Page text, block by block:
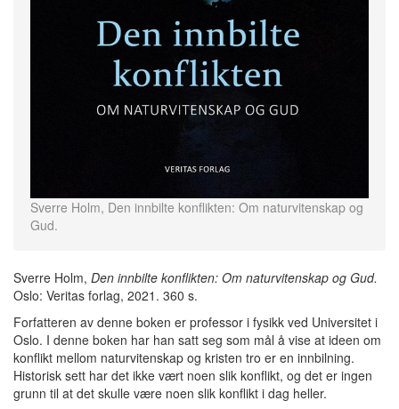
Sverre Holm, Den innbilte konflikten: Om naturvitenskap og
Gud.
Sverre Holm, Den innbilte konflikten: Om naturvitenskap og Gud.
Oslo: Veritas forlag, 2021. 360 s.
Forfatteren av denne boken er professor i fysikk ved Universitet i
Oslo. I denne boken har han satt seg som mål å vise at ideen om
konflikt mellom naturvitenskap og kristen tro er en innbilning.
Historisk sett har det ikke vært noen slik konflikt, og det er ingen
grunn til at det skulle være noen slik konflikt i dag heller.